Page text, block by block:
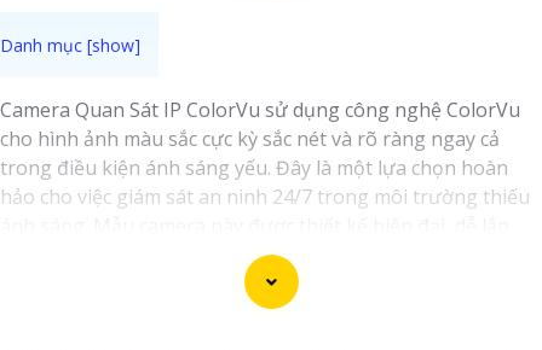
Camera Quan Sát IP ColorVu sử dụng công nghệ ColorVu
cho hình ảnh màu sắc cực kỳ sắc nét và rõ ràng ngay cả
trong điều kiện ánh sáng yếu. Đây là một lựa chọn hoàn
hảo cho việc giám sát an ninh 24/7 trong môi trường thiếu
đặt và cài đặt, phù hợp với nhiều không gian như văn
phòng, cửa hàng, gia đình, hay nhà kho. Camera Quan Sát
IP ColorVu cung cấp khả năng quan sát từ xa qua hệ thống